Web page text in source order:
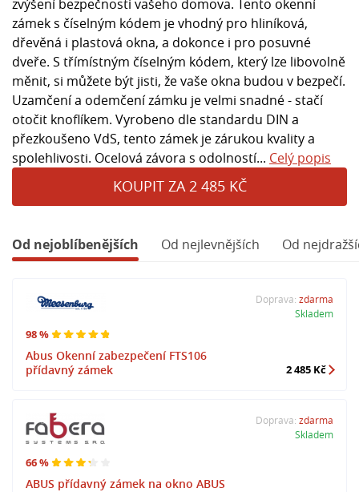
zvýšení bezpečnosti vašeho domova. Tento okenní
zámek s číselným kódem je vhodný pro hliníková,
dřevěná i plastová okna, a dokonce i pro posuvné
dveře. S třímístným číselným kódem, který lze libovolně
měnit, si můžete být jisti, že vaše okna budou v bezpečí.
Uzamčení a odemčení zámku je velmi snadné - stačí
otočit knoflíkem. Vyrobeno dle standardu DIN a
přezkoušeno VdS, tento zámek je zárukou kvality a
spolehlivosti. Ocelová závora s odolností... Celý popis
KOUPIT ZA 2 485 KČ
Od nejoblíbenějších Od nejlevnějších Od
98 %
Abus Okenní zabezpečení FTS106
přídavný zámek
Doprava: zdarma
Skladem
2 485 Kč
66 %
ABUS přídavný zámek na okno ABUS
Doprava: zdarma
Skladem